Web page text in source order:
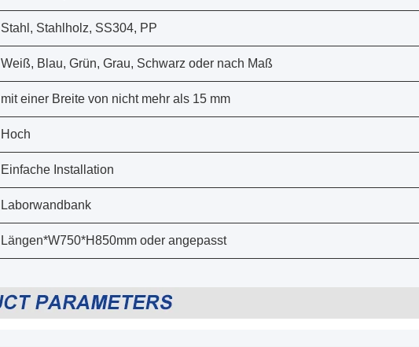
Stahl, Stahlholz, SS304, PP
Weiß, Blau, Grün, Grau, Schwarz oder nach Maß
mit einer Breite von nicht mehr als 15 mm
Hoch
Einfache Installation
Laborwandbank
Längen*W750*H850mm oder angepasst